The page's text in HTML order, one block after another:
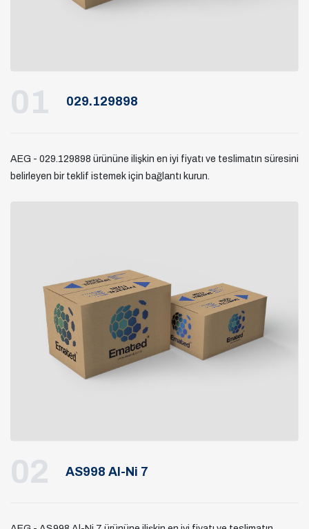
01 029.129898
AEG - 029.129898 ürününe ilişkin en iyi fiyatı ve teslimatın süresini
belirleyen bir teklif istemek için bağlantı kurun.
02 AS998 Al-Ni 7